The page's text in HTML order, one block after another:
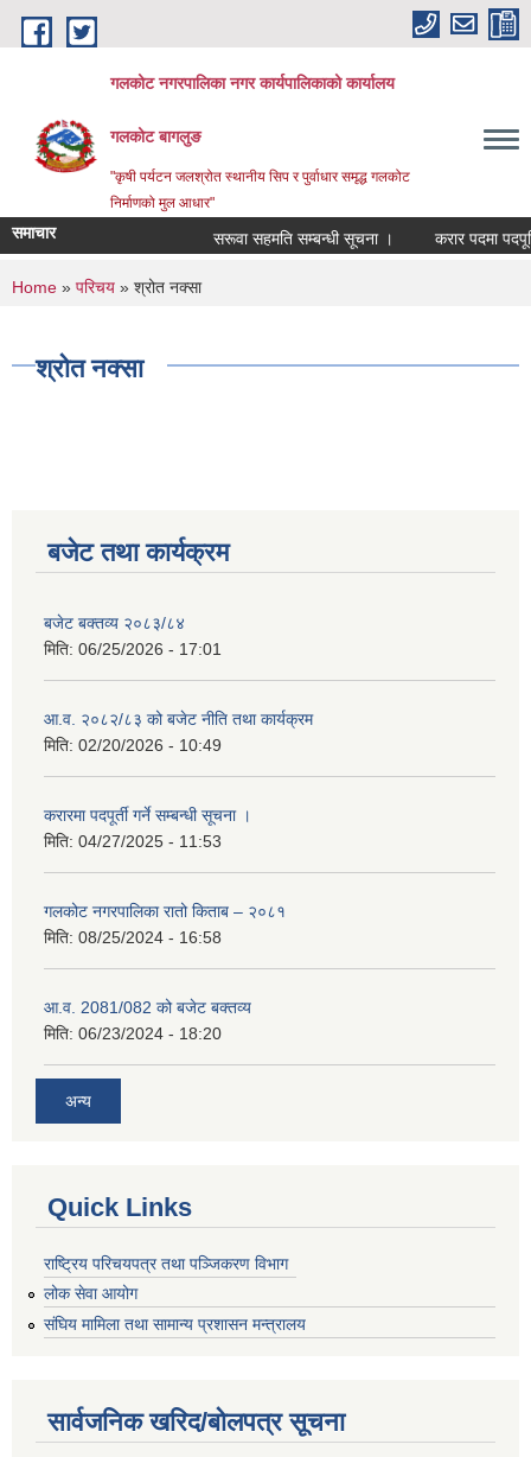
Skip to main content
गलकोट नगरपालिका नगर कार्यपालिकाको कार्यालय
गलकोट बागलुङ
"कृषी पर्यटन जलश्रोत स्थानीय सिप र पुर्वाधार समृद्ध गलकोट
निर्माणको मुल आधार"
समाचार सरूवा सहमति सम्बन्धी सूचना । करार पदमा
You are here
Home » परिचय » श्रोत नक्सा
श्रोत नक्सा
बजेट तथा कार्यक्रम
बजेट बक्तव्य २०८३/८४
मिति: 06/25/2026 - 17:01
आ.व. २०८२/८३ को बजेट नीति तथा कार्यक्रम
मिति: 02/20/2026 - 10:49
करारमा पदपूर्ती गर्ने सम्बन्धी सूचना ।
मिति: 04/27/2025 - 11:53
गलकोट नगरपालिका रातो किताब – २०८१
मिति: 08/25/2024 - 16:58
आ.व. 2081/082 को बजेट बक्तव्य
मिति: 06/23/2024 - 18:20
अन्य
Quick Links
राष्ट्रिय परिचयपत्र तथा पञ्जिकरण विभाग
लोक सेवा आयोग
संघिय मामिला तथा सामान्य प्रशासन मन्त्रालय
सार्वजनिक खरिद/बोलपत्र सूचना